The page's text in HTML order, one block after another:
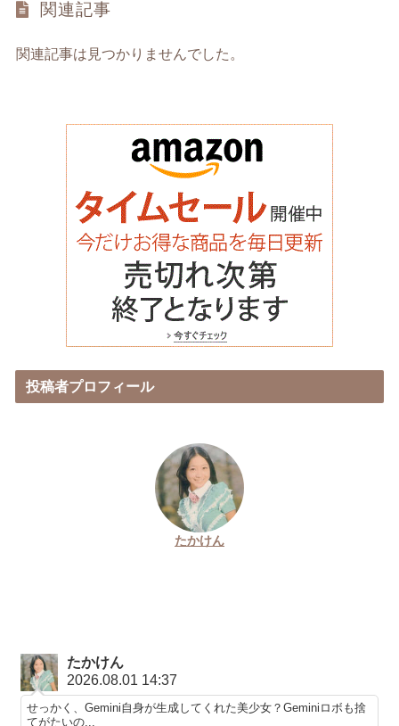
関連記事
関連記事は見つかりませんでした。
投稿者プロフィール
たかけん
たかけん
2026.08.01 14:37
せっかく、Gemini自身が生成してくれた美少女？Geminiロボも捨
てがたいの...